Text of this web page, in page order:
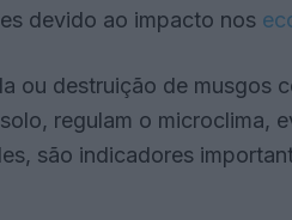
devido ao impacto nos
ou destruição de musgos
regulam o microclima,
são indicadores